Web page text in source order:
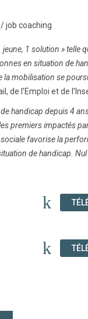
job coaching
1 solution » telle
en situation de
la mobilisation se
de l’Emploi et de
handicap depuis 4
premiers impactés
favorise la
de handicap.